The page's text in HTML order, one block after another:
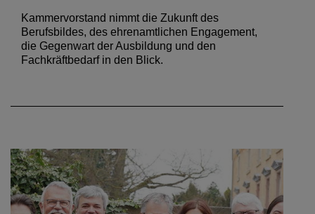
Kammervorstand nimmt die Zukunft des
Berufsbildes, des ehrenamtlichen Engagement,
die Gegenwart der Ausbildung und den
Fachkräftbedarf in den Blick.